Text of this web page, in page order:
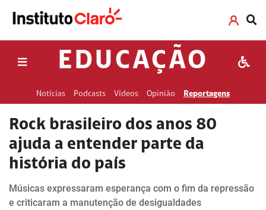
EDUCAÇÃO
Notícias Podcasts Vídeos Opinião Reportagens
Rock brasileiro dos anos 80
ajuda a entender parte da
história do país
Músicas expressaram esperança com o fim da repressão
e criticaram a manutenção de desigualdades